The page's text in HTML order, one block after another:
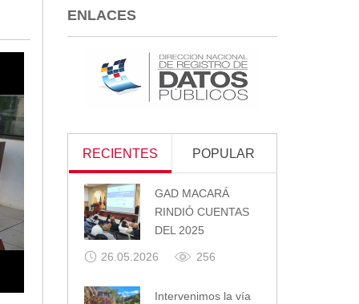
ENLACES
RECIENTES POPULAR
GAD MACARÁ
RINDIÓ CUENTAS
DEL 2025
26.05.2026 256
Intervenimos la vía